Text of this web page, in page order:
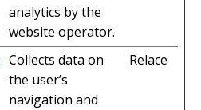
analytics by the
website operator.
Collects data on
the user’s
navigation and
Relace